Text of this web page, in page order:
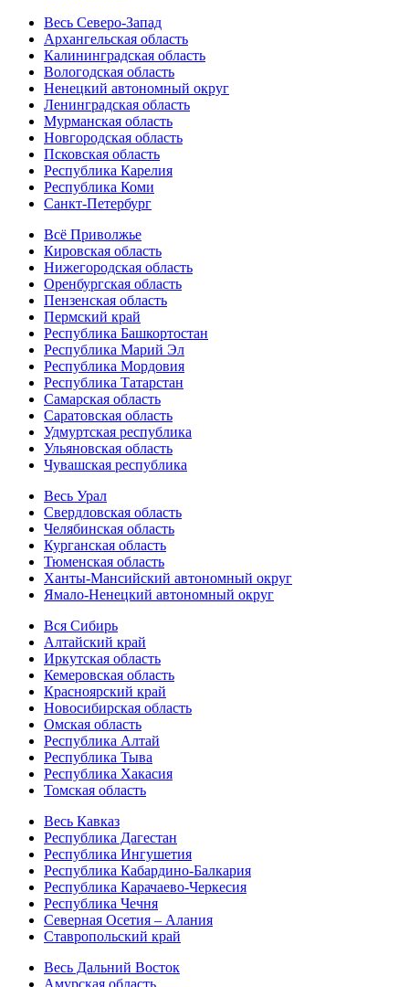
Весь Северо-Запад
Архангельская область
Калининградская область
Вологодская область
Ненецкий автономный округ
Ленинградская область
Мурманская область
Новгородская область
Псковская область
Республика Карелия
Республика Коми
Санкт-Петербург
Всё Приволжье
Кировская область
Нижегородская область
Оренбургская область
Пензенская область
Пермский край
Республика Башкортостан
Республика Марий Эл
Республика Мордовия
Республика Татарстан
Самарская область
Саратовская область
Удмуртская республика
Ульяновская область
Чувашская республика
Весь Урал
Свердловская область
Челябинская область
Курганская область
Тюменская область
Ханты-Мансийский автономный округ
Ямало-Ненецкий автономный округ
Вся Сибирь
Алтайский край
Иркутская область
Кемеровская область
Красноярский край
Новосибирская область
Омская область
Республика Алтай
Республика Тыва
Республика Хакасия
Томская область
Весь Кавказ
Республика Дагестан
Республика Ингушетия
Республика Кабардино-Балкария
Республика Карачаево-Черкесия
Республика Чечня
Северная Осетия – Алания
Ставропольский край
Весь Дальний Восток
Амурская область